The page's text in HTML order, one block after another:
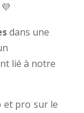
💜
dans une
lié à notre
et pro sur le